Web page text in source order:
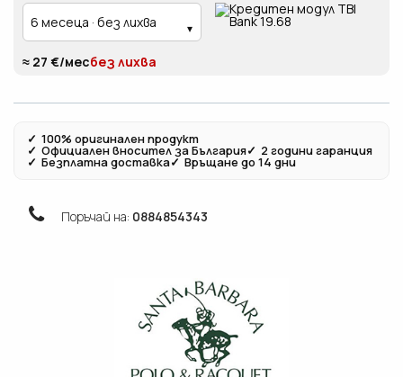
≈ 27 €/месбез лихва
✓ 100% оригинален продукт
✓ Официален вносител за България✓ 2 години гаранция
✓ Безплатна доставка✓ Връщане до 14 дни
Поръчай на: 0884854343